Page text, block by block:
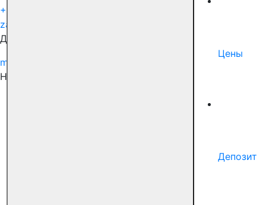
Цены
Депозит
+7 (495) 150-99-51
zabota@docdeti.ru
Для сотрудничества
marketing@docdeti.ru
Наши соцсети